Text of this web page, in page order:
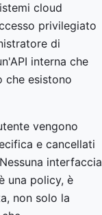
cloud
privilegiato
di
interna che
che esistono
vengono
e cancellati
interfaccia
una policy, è
non solo la